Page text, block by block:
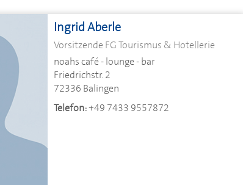
Ingrid Aberle
Vorsitzende FG Tourismus & Hotellerie
noahs café - lounge - bar
Friedrichstr. 2
72336 Balingen
Telefon:+49 7433 9557872